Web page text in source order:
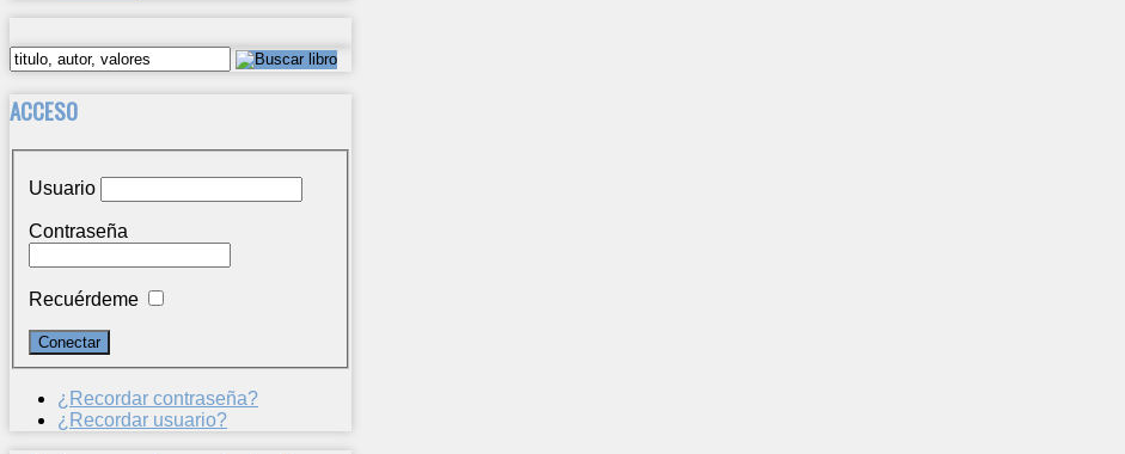
ACCESO
Usuario
Contraseña
Recuérdeme
¿Recordar contraseña?
¿Recordar usuario?